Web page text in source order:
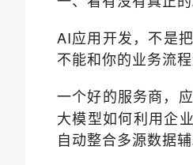
AI应用开发，不是
不能和你的业务流程
一个好的服务商，
大模型如何利用企
自动整合多源数据辅